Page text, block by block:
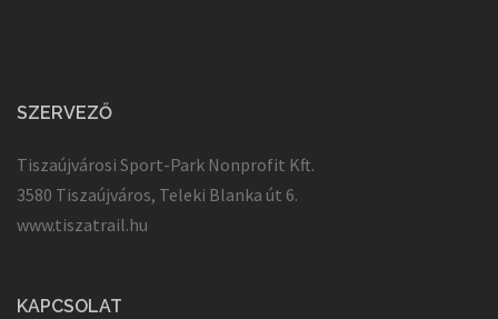
SZERVEZŐ
Tiszaújvárosi Sport-Park Nonprofit Kft.
3580 Tiszaújváros, Teleki Blanka út 6.
www.tiszatrail.hu
KAPCSOLAT